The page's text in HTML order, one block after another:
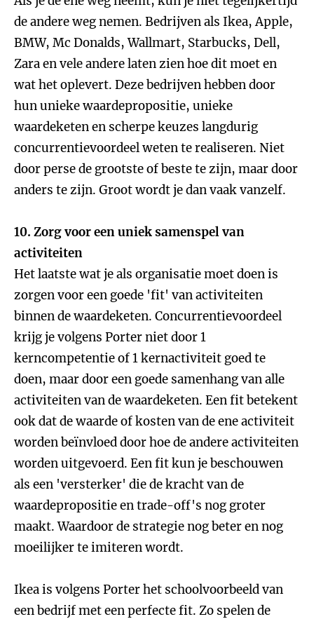
de andere weg nemen. Bedrijven als Ikea, Apple,
BMW, Mc Donalds, Wallmart, Starbucks, Dell,
Zara en vele andere laten zien hoe dit moet en
wat het oplevert. Deze bedrijven hebben door
hun unieke waardepropositie, unieke
waardeketen en scherpe keuzes langdurig
concurrentievoordeel weten te realiseren. Niet
door perse de grootste of beste te zijn, maar door
anders te zijn. Groot wordt je dan vaak vanzelf.
10. Zorg voor een uniek samenspel van
activiteiten
Het laatste wat je als organisatie moet doen is
zorgen voor een goede 'fit' van activiteiten
binnen de waardeketen. Concurrentievoordeel
krijg je volgens Porter niet door 1
kerncompetentie of 1 kernactiviteit goed te
doen, maar door een goede samenhang van alle
activiteiten van de waardeketen. Een fit betekent
ook dat de waarde of kosten van de ene activiteit
worden beïnvloed door hoe de andere activiteiten
worden uitgevoerd. Een fit kun je beschouwen
als een 'versterker' die de kracht van de
waardepropositie en trade-off's nog groter
maakt. Waardoor de strategie nog beter en nog
moeilijker te imiteren wordt.
Ikea is volgens Porter het schoolvoorbeeld van
een bedrijf met een perfecte fit. Zo spelen de